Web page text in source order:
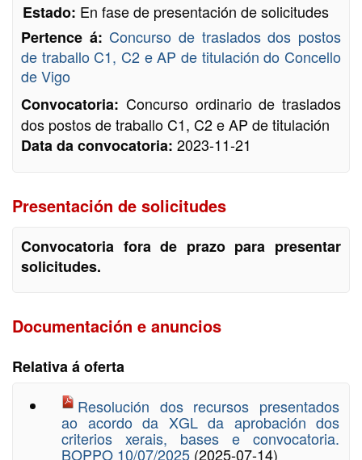
Estado: En fase de presentación de solicitudes
Pertence á: Concurso de traslados dos postos
de traballo C1, C2 e AP de titulación do Concello
de Vigo
Convocatoria: Concurso ordinario de traslados
dos postos de traballo C1, C2 e AP de titulación
Data da convocatoria: 2023-11-21
Presentación de solicitudes
Convocatoria fora de prazo para presentar
solicitudes.
Documentación e anuncios
Relativa á oferta
Resolución dos recursos presentados
ao acordo da XGL da aprobación dos
criterios xerais, bases e convocatoria.
BOPPO 10/07/2025 (2025-07-14)